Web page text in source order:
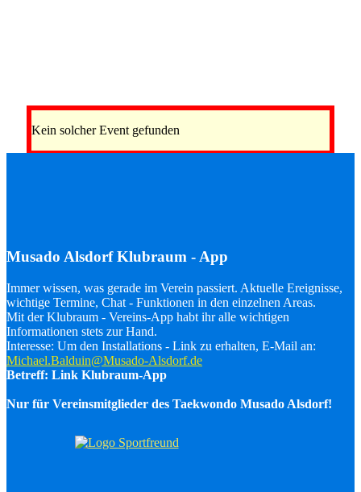
Kein solcher Event gefunden
Musado Alsdorf Klubraum - App
Immer wissen, was gerade im Verein passiert. Aktuelle Ereignisse,
wichtige Termine, Chat - Funktionen in den einzelnen Areas.
Mit der Klubraum - Vereins-App habt ihr alle wichtigen
Informationen stets zur Hand.
Interesse: Um den Installations - Link zu erhalten, E-Mail an:
Michael.Balduin@Musado-Alsdorf.de
Betreff: Link Klubraum-App
Nur für Vereinsmitglieder des Taekwondo Musado Alsdorf!